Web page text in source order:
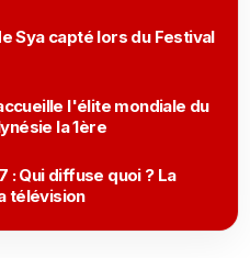
Sya capté lors du Festival
l'élite mondiale du
la 1ère
: Qui diffuse quoi ? La
télévision